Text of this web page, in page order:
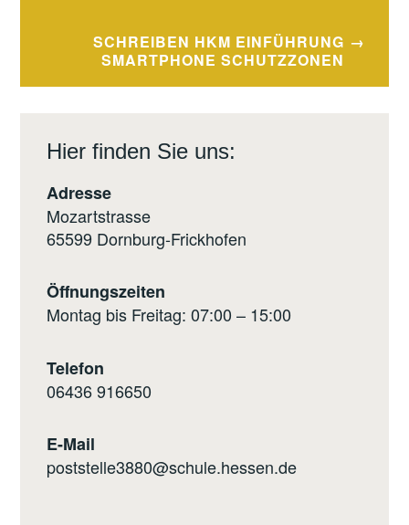
SCHREIBEN HKM EINFÜHRUNG
SMARTPHONE SCHUTZZONEN
Hier finden Sie uns:
Adresse
Mozartstrasse
65599 Dornburg-Frickhofen
Öffnungszeiten
Montag bis Freitag: 07:00 – 15:00
Telefon
06436 916650
E-Mail
poststelle3880@schule.hessen.de